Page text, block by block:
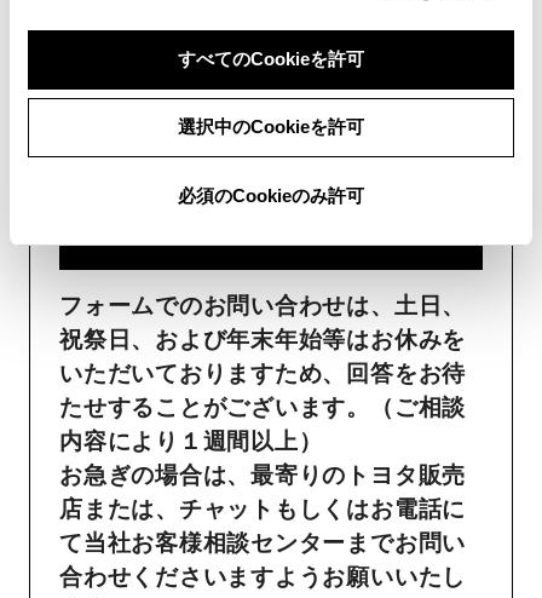
すべてのCookieを許可
選択中のCookieを許可
必須のCookieのみ許可
受付：24時間受付
ご購入・ご利用中のおクル
マ・その他のお問い合わせ・
フォームでのお問い合わせは、土日、
祝祭日、および年末年始等はお休みを
いただいておりますため、回答をお待
たせすることがございます。（ご相談
内容により１週間以上）
お急ぎの場合は、最寄りのトヨタ販売
店または、チャットもしくはお電話に
て当社お客様相談センターまでお問い
合わせくださいますようお願いいたし